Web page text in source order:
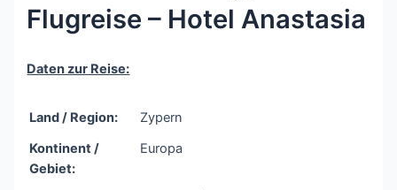
Flugreise – Hotel Anastasia
Daten zur Reise:
Land / Region:
Zypern
Kontinent /
Gebiet:
Europa